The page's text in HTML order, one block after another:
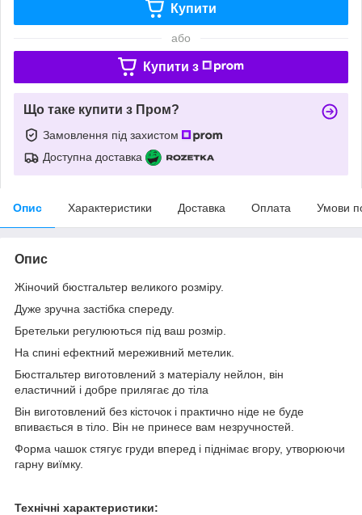
Купити
або
Купити з
Що таке купити з Пром?
Замовлення під захистом
Доступна доставка
Опис Характеристики Доставка Оплата Умови
Опис
Жіночий бюстгальтер великого розміру.
Дуже зручна застібка спереду.
Бретельки регулюються під ваш розмір.
На спині ефектний мереживний метелик.
Бюстгальтер виготовлений з матеріалу нейлон, він
еластичний і добре прилягає до тіла
Він виготовлений без кісточок і практично ніде не буде
впивається в тіло. Він не принесе вам незручностей.
Форма чашок стягує груди вперед і піднімає вгору, утворюючи
гарну виїмку.
Технічні характеристики: